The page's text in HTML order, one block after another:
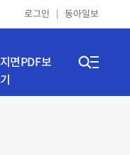
로그인 동아일보
지면PDF보
기